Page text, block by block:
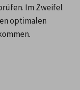
Im Zweifel
optimalen